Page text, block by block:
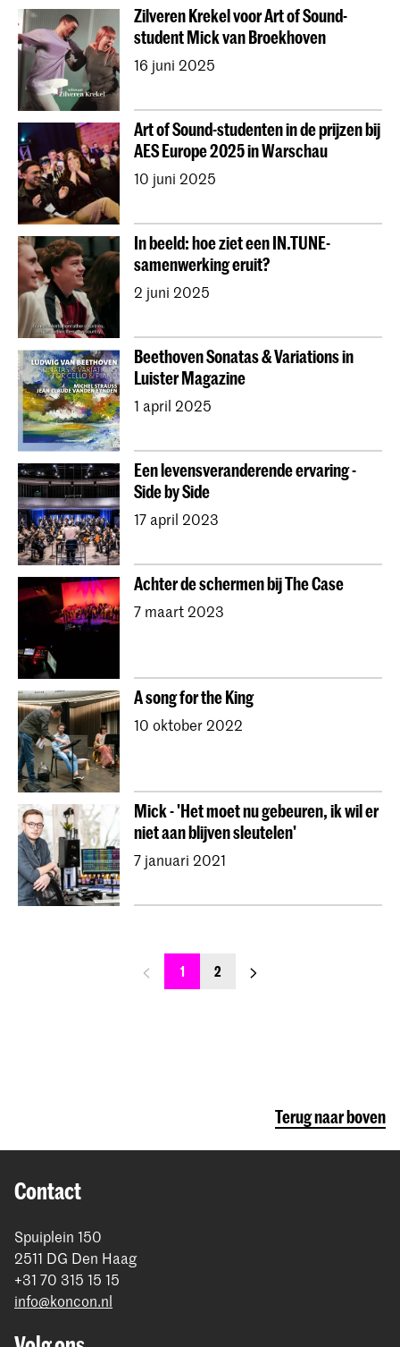
Zilveren Krekel voor Art of Sound-
student Mick van Broekhoven
16 juni 2025
Art of Sound-studenten in de prijzen bij
AES Europe 2025 in Warschau
10 juni 2025
In beeld: hoe ziet een IN.TUNE-
samenwerking eruit?
2 juni 2025
Beethoven Sonatas & Variations in
Luister Magazine
1 april 2025
Een levensveranderende ervaring -
Side by Side
17 april 2023
Achter de schermen bij The Case
7 maart 2023
A song for the King
10 oktober 2022
Mick - 'Het moet nu gebeuren, ik wil er
niet aan blijven sleutelen'
7 januari 2021
previous_page
1 2 next_page
Terug naar boven
Contact
Spuiplein 150
2511 DG Den Haag
+31 70 315 15 15
info@koncon.nl